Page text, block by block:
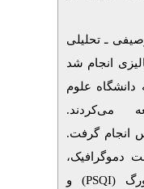
ـ تحلیلی
انجام شد
دانشگاه علوم
می‌کردند.
انجام گرفت.
دموگرافیک،
(PSQI)
و